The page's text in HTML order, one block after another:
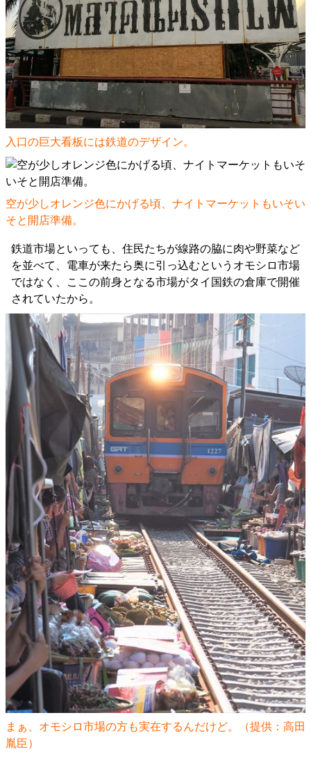
入口の巨大看板には鉄道のデザイン。
空が少しオレンジ色にかげる頃、ナイトマーケットもいそい
そと開店準備。
鉄道市場といっても、住民たちが線路の脇に肉や野菜など
を並べて、電車が来たら奥に引っ込むというオモシロ市場
ではなく、ここの前身となる市場がタイ国鉄の倉庫で開催
されていたから。
まぁ、オモシロ市場の方も実在するんだけど。（提供： 高田
胤臣）